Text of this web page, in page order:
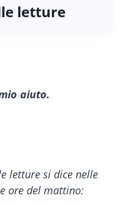
letture
aiuto.
letture si dice nelle
ore del mattino: